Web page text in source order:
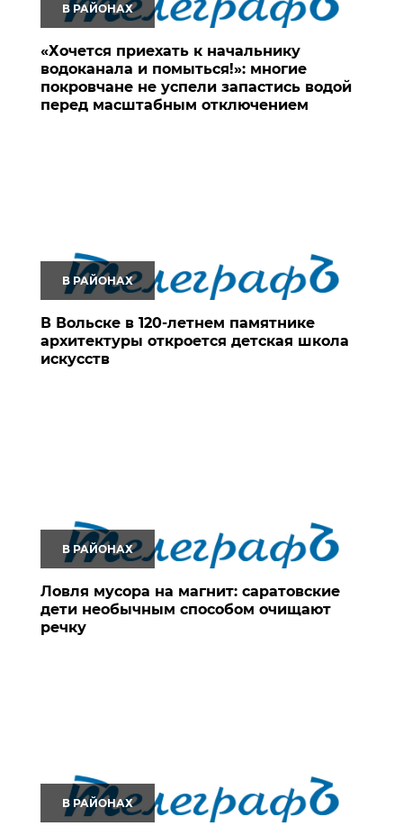
В РАЙОНАХ
«Хочется приехать к начальнику
водоканала и помыться!»: многие
покровчане не успели запастись водой
перед масштабным отключением
В РАЙОНАХ
В Вольске в 120-летнем памятнике
архитектуры откроется детская школа
искусств
В РАЙОНАХ
Ловля мусора на магнит: саратовские
дети необычным способом очищают
речку
В РАЙОНАХ